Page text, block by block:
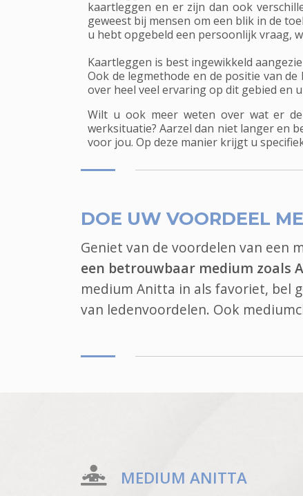
kaartleggen en er zijn dan ook
geweest bij mensen om een blik in de
u hebt opgebeld een persoonlijk vraag,
Kaartleggen is best ingewikkeld
Ook de legmethode en de positie van
over heel veel ervaring op dit gebied en
Wilt u ook meer weten over wat er
werksituatie? Aarzel dan niet langer en
voor jou. Op deze manier krijgt u
DOE UW VOORDEEL
Geniet van de voordelen van een
een betrouwbaar medium zoals
medium Anitta in als favoriet, bel
van ledenvoordelen. Ook
MEDIUM ANITTA